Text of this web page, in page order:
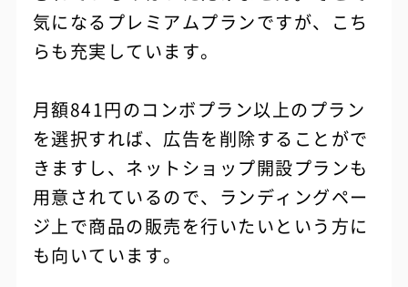
気になるプレミアムプランですが、こち
らも充実しています。
月額841円のコンボプラン以上のプラン
を選択すれば、広告を削除することがで
きますし、ネットショップ開設プランも
用意されているので、ランディングペー
ジ上で商品の販売を行いたいという方に
も向いています。